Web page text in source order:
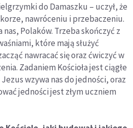
do Damaszku – uczył, że
nawróceniu i przebaczeniu.
Polaków. Trzeba skończyć z
które mają służyć
nawracać się oraz ćwiczyć w
Zadaniem Kościoła jest ciągłe
wzywa nas do jedności, oraz
jedności jest złym uczniem